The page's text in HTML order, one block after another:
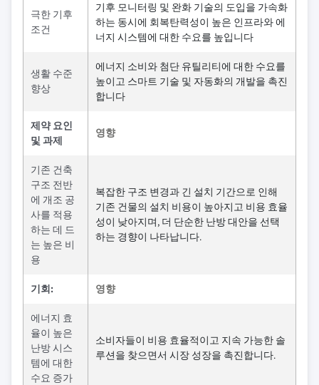
극한 기후
조건
기후 모니터링 및 완화 기술의 도입을 가속화
하는 동시에 회복탄력성이 높은 인프라와 에
너지 시스템에 대한 수요를 높입니다
생활 수준
향상
에너지 소비와 첨단 유틸리티에 대한 수요를
높이고 스마트 기술 및 자동화의 개발을 촉진
합니다
제약 요인
및 과제
영향
기존 건축
구조 전반
에 개조 공
사를 적용
하는 데 드
는 높은 비
용
복잡한 구조 변경과 긴 설치 기간으로 인해
기존 건물의 설치 비용이 높아지고 비용 효율
성이 낮아지며, 더 단순한 난방 대안을 선택
하는 경향이 나타납니다.
기회: 영향
에너지 효
율이 높은
난방 시스
템에 대한
수요 증가
소비자들이 비용 효율적이고 지속 가능한 솔
루션을 찾으면서 시장 성장을 촉진합니다.